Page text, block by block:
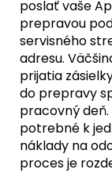
poslať vaše
prepravou
servisného
adresu.
prijatia
do prepravy
pracovný
potrebné k
náklady na
proces je